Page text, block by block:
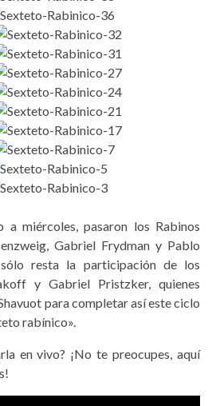
a miércoles, pasaron los Rabinos
Gabriel Frydman y Pablo
resta la participación de los
y Gabriel Pristzker, quienes
para completar así este ciclo
rabínico».
en vivo? ¡No te preocupes, aquí